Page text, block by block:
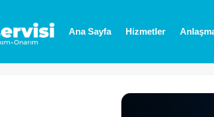
Ana Sayfa Hizmetler